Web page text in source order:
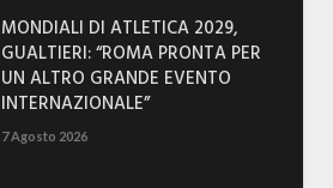
MONDIALI DI ATLETICA 2029,
GUALTIERI: “ROMA PRONTA PER
UN ALTRO GRANDE EVENTO
INTERNAZIONALE”
7 Agosto 2026